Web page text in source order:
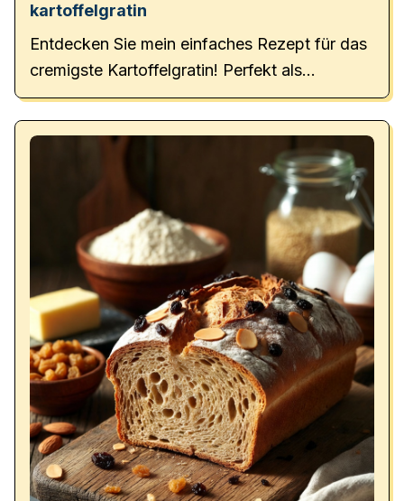
kartoffelgratin
Entdecken Sie mein einfaches Rezept für das
cremigste Kartoffelgratin! Perfekt als
Hauptspeise oder leckere Beilage.